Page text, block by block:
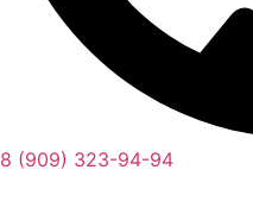
8 (909) 323-94-94